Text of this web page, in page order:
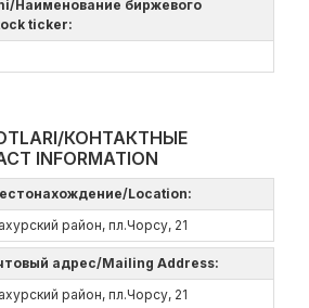
Наименование биржевого
ticker:
КОНТАКТНЫЕ
INFORMATION
Location:
район, пл.Чорсу, 21
адрес/Mailing Address:
район, пл.Чорсу, 21